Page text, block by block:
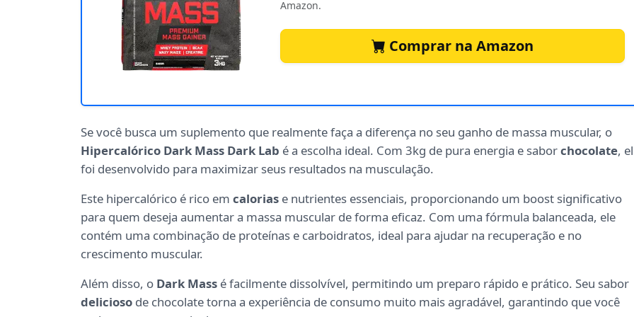
Amazon.
Comprar na Amazon
Se você busca um suplemento que realmente faça a diferença no seu ganho de massa muscular, o
Hipercalórico Dark Mass Dark Lab é a escolha ideal. Com 3kg de pura energia e saborchocolate,
foi desenvolvido para maximizar seus resultados na musculação.
Este hipercalórico é rico em calorias e nutrientes essenciais, proporcionando um boost significativo
para quem deseja aumentar a massa muscular de forma eficaz. Com uma fórmula balanceada, ele
contém uma combinação de proteínas e carboidratos, ideal para ajudar na recuperação e no
crescimento muscular.
Além disso, o Dark Mass é facilmente dissolvível, permitindo um preparo rápido e prático. Seu sabor
delicioso de chocolate torna a experiência de consumo muito mais agradável, garantindo que você